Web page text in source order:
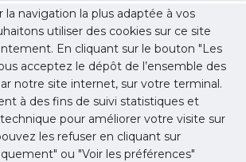
la navigation la plus adaptée à vos
utiliser des cookies sur ce site
En cliquant sur le bouton "Les
acceptez le dépôt de l’ensemble des
notre site internet, sur votre terminal.
à des fins de suivi statistiques et
pour améliorer votre visite sur
les refuser en cliquant sur
ou "Voir les préférences"
www.urps-med-
newsletter-sante-publique-19/"]